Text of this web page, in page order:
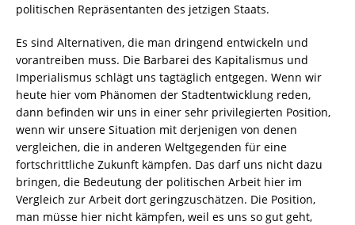
politischen Repräsentanten des jetzigen Staats.
Es sind Alternativen, die man dringend entwickeln und
vorantreiben muss. Die Barbarei des Kapitalismus und
Imperialismus schlägt uns tagtäglich entgegen. Wenn wir
heute hier vom Phänomen der Stadtentwicklung reden,
dann befinden wir uns in einer sehr privilegierten Position,
wenn wir unsere Situation mit derjenigen von denen
vergleichen, die in anderen Weltgegenden für eine
fortschrittliche Zukunft kämpfen. Das darf uns nicht dazu
bringen, die Bedeutung der politischen Arbeit hier im
Vergleich zur Arbeit dort geringzuschätzen. Die Position,
man müsse hier nicht kämpfen, weil es uns so gut geht,